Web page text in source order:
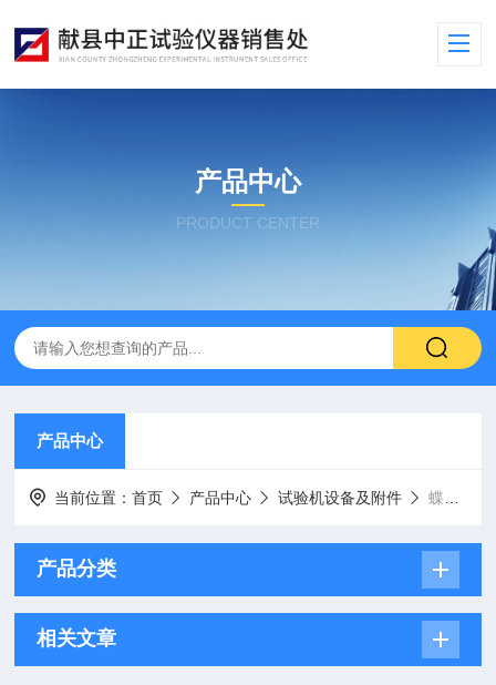
产品中心
PRODUCT CENTER
产品中心
当前位置：首页 产品中心 试验机设备及附件 蝶式引伸仪
产品分类
相关文章